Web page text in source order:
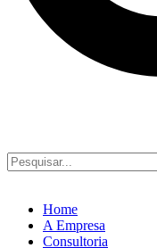
Home
A Empresa
Consultoria